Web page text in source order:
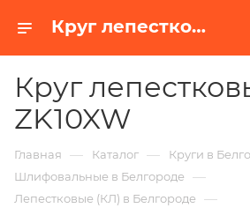
Круг лепестковый ZK10XW в Белгороде | Купить по недорогой цене от Абразивного Завода
Круг
ZK10XW
Главная — Каталог — Круги в
Шлифовальные в Белгороде —
Лепестковые (КЛ) в Белгороде —